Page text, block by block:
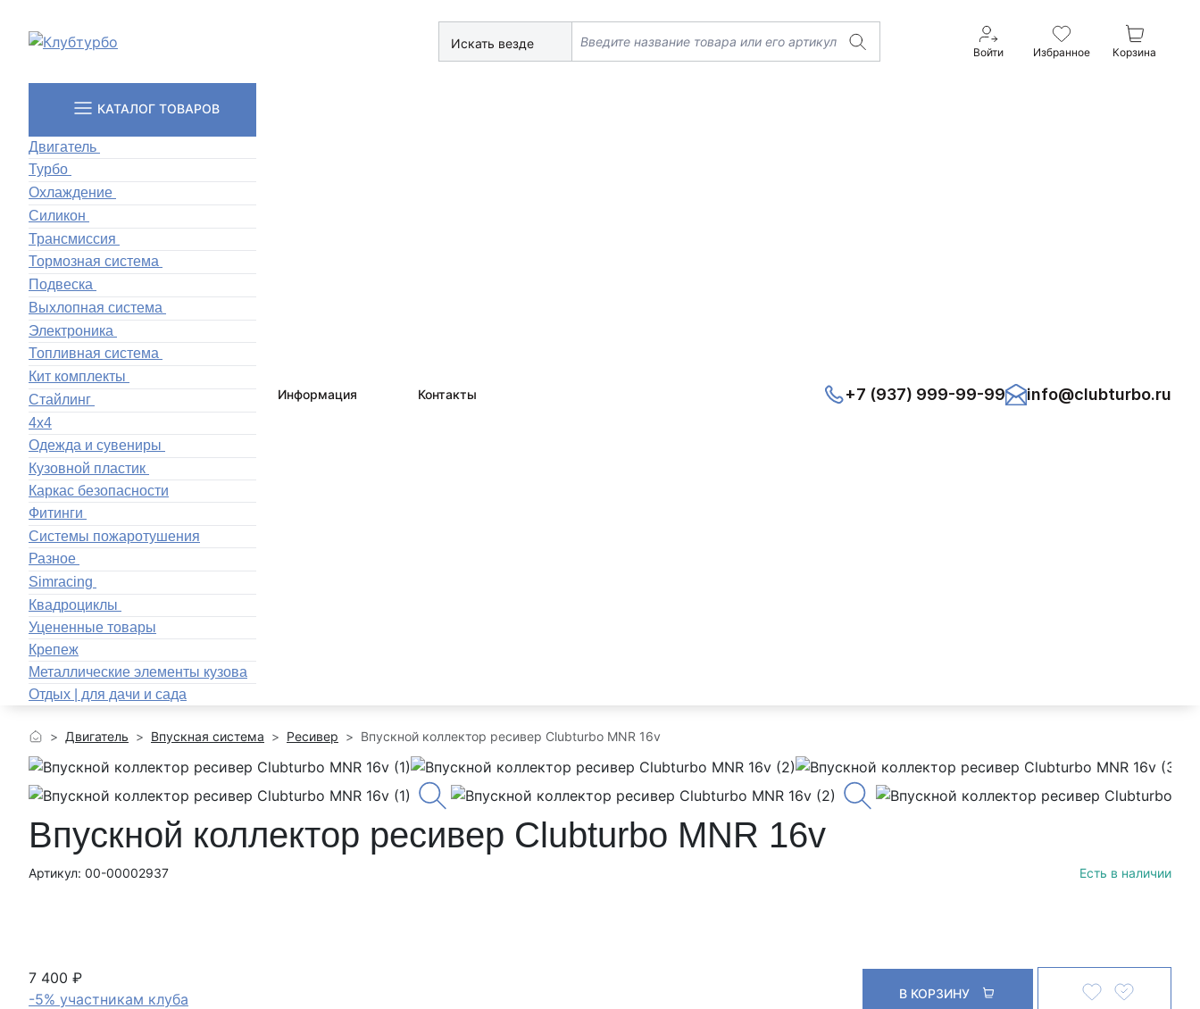
Искать везде
Войти Избранное Корзина
КАТАЛОГ ТОВАРОВ
Двигатель
Турбо
Охлаждение
Силикон
Трансмиссия
Тормозная система
Подвеска
Выхлопная система
Электроника
Топливная система
Кит комплекты
Стайлинг
4x4
Одежда и сувениры
Кузовной пластик
Каркас безопасности
Фитинги
Системы пожаротушения
Разное
Simracing
Квадроциклы
Уцененные товары
Крепеж
Металлические элементы кузова
Отдых | для дачи и сада
Информация Контакты +7 (937) 999-99-99 info@clubturbo.ru
Двигатель Впускная система Ресивер Впускной коллектор ресивер Clubturbo MNR 16v
Впускной коллектор ресивер Clubturbo MNR 16v
Артикул: 00-00002937 Есть в наличии
7 400 ₽
-5% участникам клуба
В КОРЗИНУ